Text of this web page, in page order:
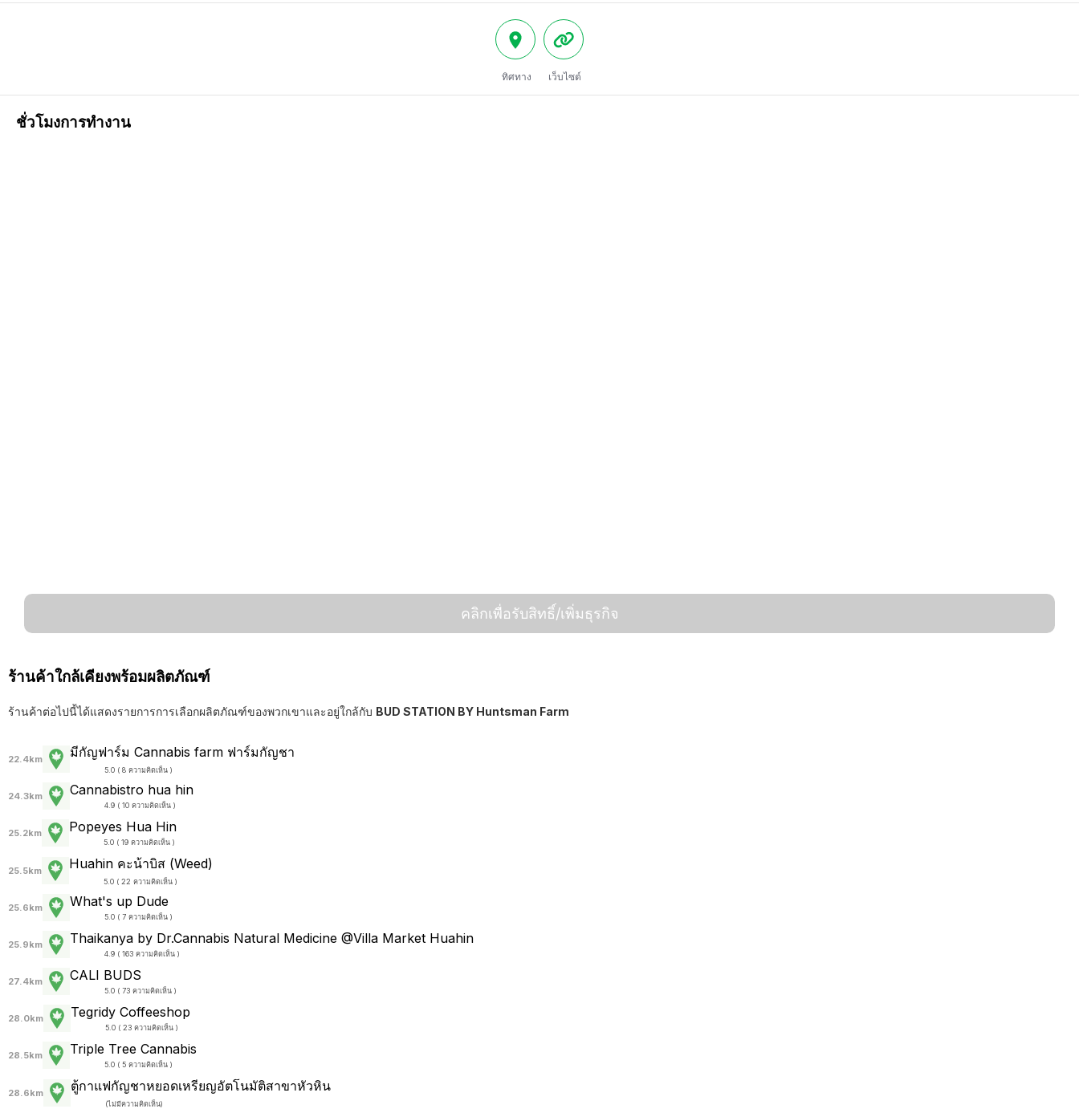
ทิศทาง เว็บไซต์
ชั่วโมงการทำงาน
คลิกเพื่อรับสิทธิ์/เพิ่มธุรกิจ
ร้านค้าใกล้เคียงพร้อมผลิตภัณฑ์
ร้านค้าต่อไปนี้ได้แสดงรายการการเลือกผลิตภัณฑ์ของพวกเขาและอยู่ใกล้กับ BUD STATION BY Huntsman Farm
22.4km มีกัญฟาร์ม Cannabis farm ฟาร์มกัญชา
5.0 ( 8 ความคิดเห็น )
24.3km Cannabistro hua hin
4.9 ( 10 ความคิดเห็น )
25.2km Popeyes Hua Hin
5.0 ( 19 ความคิดเห็น )
25.5km Huahin คะน้าบิส (Weed)
5.0 ( 22 ความคิดเห็น )
25.6km What's up Dude
5.0 ( 7 ความคิดเห็น )
25.9km Thaikanya by Dr.Cannabis Natural Medicine @Villa Market Huahin
4.9 ( 163 ความคิดเห็น )
27.4km CALI BUDS
5.0 ( 73 ความคิดเห็น )
28.0km Tegridy Coffeeshop
5.0 ( 23 ความคิดเห็น )
28.5km Triple Tree Cannabis
5.0 ( 5 ความคิดเห็น )
28.6km ตู้กาแฟกัญชาหยอดเหรียญอัตโนมัติสาขาหัวหิน
(ไม่มีความคิดเห็น)